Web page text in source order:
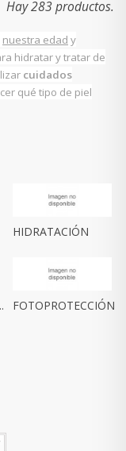
Hay 283 productos.
nuestra edad y
hidratarytratar de
cuidados
qué tipo de piel
HIDRATACIÓN
FOTOPROTECCIÓN